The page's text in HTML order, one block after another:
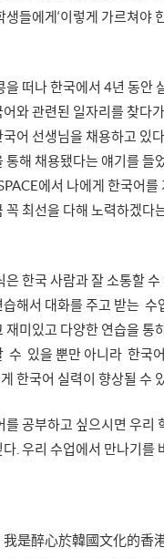
생들에게‘이렇게 가르쳐야
을 떠나 한국에서 4년 동안
와 관련된 일자리를 찾다
어 선생님을 채용하고 있
통해 채용됐다는 얘기를 들
에서 나에게 한국어를
꼭 최선을 다해 노력하겠다
은 한국 사람과 잘 소통할 수
습해서 대화를 주고 받는
재미있고 다양한 연습을 통
수 있을 뿐만 아니라 한국
한국어 실력이 향상될 수
를 공부하고 싶으시면 우리
다. 우리 수업에서 만나기를
醉心於韓國文化的香